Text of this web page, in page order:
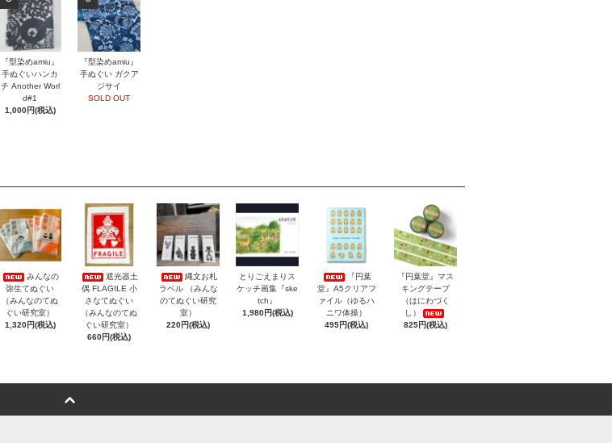
『型染めamiu』
手ぬぐいハンカ
チ Another Worl
d#1
1,000円(税込)
『型染めamiu』
手ぬぐい ガクア
ジサイ
SOLD OUT
みんなの
弥生てぬぐい
（みんなのてぬ
ぐい研究室）
1,320円(税込)
遮光器土
偶 FLAGILE 小
さなてぬぐい
（みんなのてぬ
ぐい研究室）
660円(税込)
縄文お札
ラベル （みんな
のてぬぐい研究
室）
220円(税込)
とりごえまりス
ケッチ画集『ske
tch』
1,980円(税込)
『円葉
堂』A5クリアフ
ァイル（ゆるハ
ニワ体操）
495円(税込)
『円葉堂』マス
キングテープ
（はにわづく
し）
825円(税込)